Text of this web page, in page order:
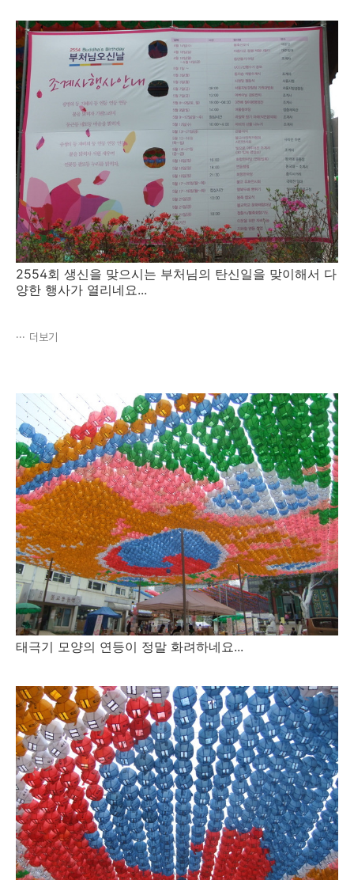
2554회 생신을 맞으시는 부처님의 탄신일을 맞이해서 다
양한 행사가 열리네요...
더보기
태극기 모양의 연등이 정말 화려하네요...